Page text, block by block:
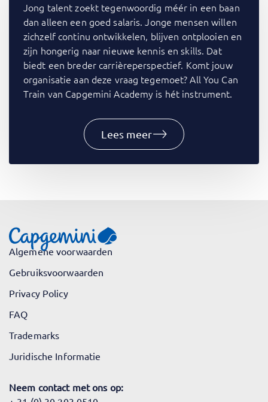
Jong talent zoekt tegenwoordig méér in een baan
dan alleen een goed salaris. Jonge mensen willen
zichzelf continu ontwikkelen, blijven ontplooien en
zijn hongerig naar nieuwe kennis en skills. Dat
biedt een breder carrièreperspectief. Komt jouw
organisatie aan deze vraag tegemoet? All You Can
Train van Capgemini Academy is hét instrument.
Lees meer
Algemene voorwaarden
Gebruiksvoorwaarden
Privacy Policy
FAQ
Trademarks
Juridische Informatie
Neem contact met ons op: